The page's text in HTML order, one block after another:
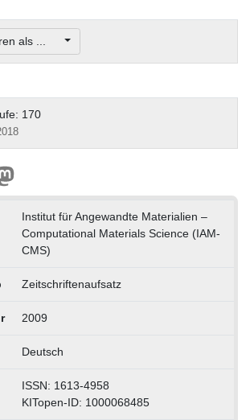
als ...
170
Institut für Angewandte Materialien –
Computational Materials Science (IAM-
CMS)
Zeitschriftenaufsatz
2009
Deutsch
ISSN: 1613-4958
KITopen-ID: 1000068485